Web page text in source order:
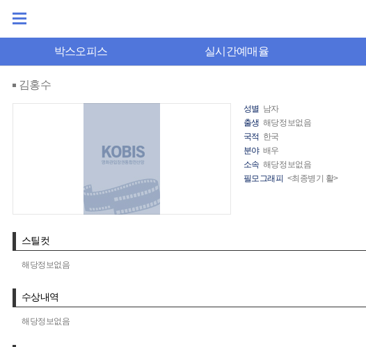
박스오피스 실시간예매율
김홍수
성별 남자
출생 해당정보없음
국적 한국
분야 배우
소속 해당정보없음
필모그래피 <최종병기 활>
스틸컷
해당정보없음
수상내역
해당정보없음